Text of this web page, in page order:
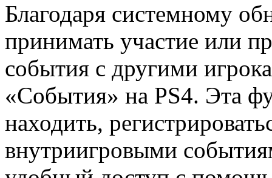
Благодаря системному
принимать участие или
события с другими
«События» на PS4. Эта
находить,
внутриигровыми